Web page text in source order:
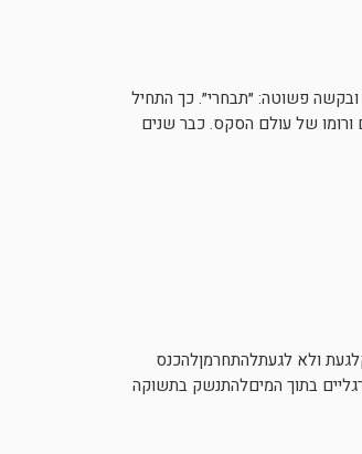
השאלה ממנו ועניתי שבעצם אף פעם לא הייתי.ההודעה הבאה הכילה 3 תאריכים ובקשה פשוטה: ״תבחרי״. כך התחיל
ורומו של עולם הסקס. כבר שנים
ולא לגעתלהתחרמןלהכנס
בתוך המיםלהתנשק בתשוקה